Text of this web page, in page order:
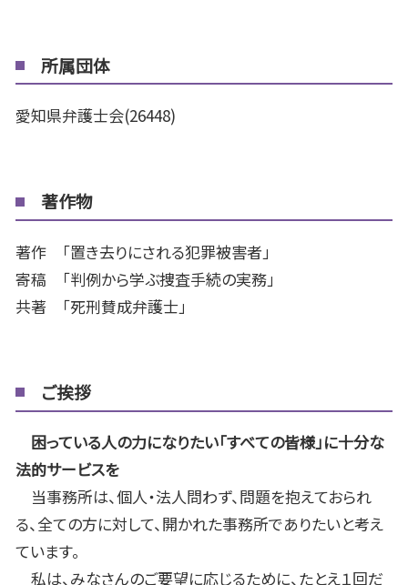
所属団体
愛知県弁護士会(26448)
著作物
著作 「置き去りにされる犯罪被害者」
寄稿 「判例から学ぶ捜査手続の実務」
共著 「死刑賛成弁護士」
ご挨拶
困っている人の力になりたい「すべての皆様」に十分な
法的サービスを
当事務所は、個人・法人問わず、問題を抱えておられ
る、全ての方に対して、開かれた事務所でありたいと考え
ています。
私は、みなさんのご要望に応じるために、たとえ１回だ